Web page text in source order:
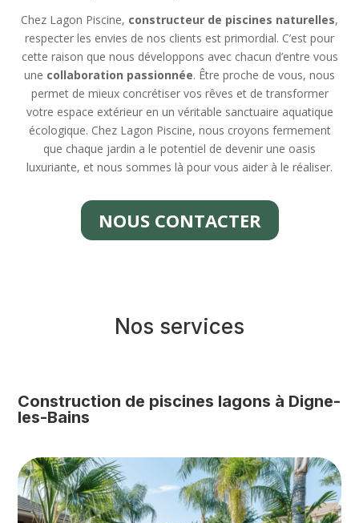
Chez Lagon Piscine, constructeur de piscines naturelles,
respecter les envies de nos clients est primordial. C’est pour
cette raison que nous développons avec chacun d’entre vous
une collaboration passionnée. Être proche de vous, nous
permet de mieux concrétiser vos rêves et de transformer
votre espace extérieur en un véritable sanctuaire aquatique
écologique. Chez Lagon Piscine, nous croyons fermement
que chaque jardin a le potentiel de devenir une oasis
luxuriante, et nous sommes là pour vous aider à le réaliser.
NOUS CONTACTER
Nos services
Construction de piscines lagons à Digne-
les-Bains